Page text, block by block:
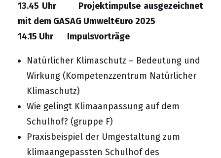
13.45 Uhr Projektimpulse ausgezeichnet
mit dem GASAG Umwelt€uro 2025
14.15 Uhr Impulsvorträge
Natürlicher Klimaschutz – Bedeutung und
Wirkung (Kompetenzzentrum Natürlicher
Klimaschutz)
Wie gelingt Klimaanpassung auf dem
Schulhof? (gruppe F)
Praxisbeispiel der Umgestaltung zum
klimaangepassten Schulhof des